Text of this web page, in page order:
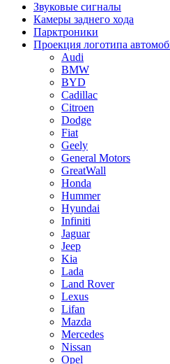
Звуковые сигналы
Камеры заднего хода
Парктроники
Проекция логотипа
Audi
BMW
BYD
Cadillac
Citroen
Dodge
Fiat
Geely
General Motors
GreatWall
Honda
Hummer
Hyundai
Infiniti
Jaguar
Jeep
Kia
Lada
Land Rover
Lexus
Lifan
Mazda
Mercedes
Nissan
Opel